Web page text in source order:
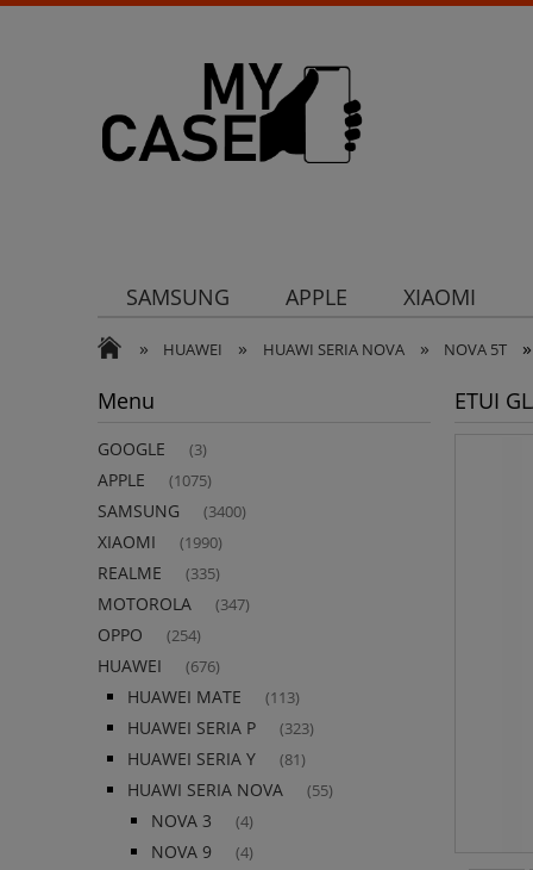
SAMSUNG APPLE XIAOMI
Uchwyty
Ochrona aparatu
» HUAWEI » HUAWI SERIA NOVA » NOVA 5T »
Menu
GOOGLE (3)
APPLE (1075)
SAMSUNG (3400)
XIAOMI (1990)
REALME (335)
MOTOROLA (347)
OPPO (254)
HUAWEI (676)
HUAWEI MATE (113)
HUAWEI SERIA P (323)
HUAWEI SERIA Y (81)
HUAWI SERIA NOVA (55)
NOVA 3 (4)
NOVA 9 (4)
ETUI